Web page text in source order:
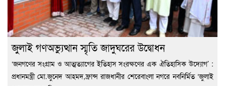
জুলাই গণঅভ্যুত্থান স্মৃতি জাদুঘরের উদ্বোধন
‘জনগণের সংগ্রাম ও আত্মত্যাগের ইতিহাস সংরক্ষণের এক ঐতিহাসিক উদ্যোগ’ :
প্রধানমন্ত্রী মো.জুনেদ আহমদ,ফ্রান্স রাজধানীর শেরেবাংলা নগরে নবনির্মিত ‘জুলাই